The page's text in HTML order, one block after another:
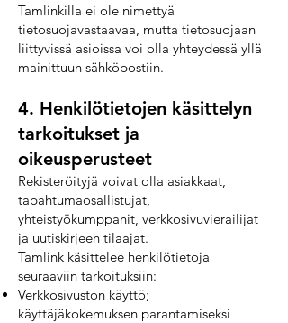
Tamlinkilla ei ole nimettyä
tietosuojavastaavaa, mutta tietosuojaan
liittyvissä asioissa voi olla yhteydessä yllä
mainittuun sähköpostiin.
4. Henkilötietojen käsittelyn
tarkoitukset ja
oikeusperusteet
Rekisteröityjä voivat olla asiakkaat,
tapahtumaosallistujat,
yhteistyökumppanit, verkkosivuvierailijat
ja uutiskirjeen tilaajat.
Tamlink käsittelee henkilötietoja
seuraaviin tarkoituksiin:
Verkkosivuston käyttö;
käyttäjäkokemuksen parantamiseksi